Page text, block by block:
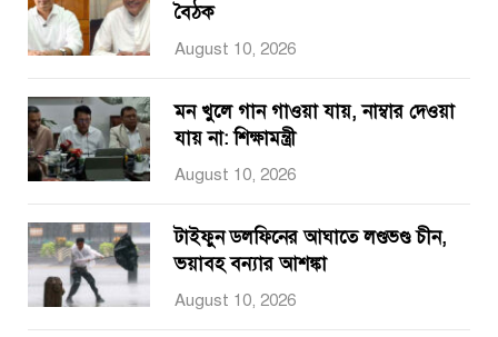
বৈঠক
August 10, 2026
মন খুলে গান গাওয়া যায়, নাম্বার দেওয়া
যায় না: শিক্ষামন্ত্রী
August 10, 2026
টাইফুন ডলফিনের আঘাতে লণ্ডভণ্ড চীন,
ভয়াবহ বন্যার আশঙ্কা
August 10, 2026